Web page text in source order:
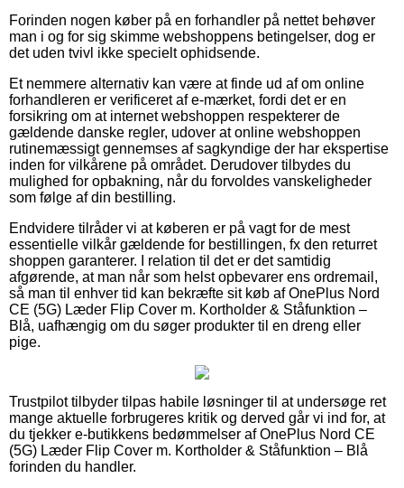
Forinden nogen køber på en forhandler på nettet behøver
man i og for sig skimme webshoppens betingelser, dog er
det uden tvivl ikke specielt ophidsende.
Et nemmere alternativ kan være at finde ud af om online
forhandleren er verificeret af e-mærket, fordi det er en
forsikring om at internet webshoppen respekterer de
gældende danske regler, udover at online webshoppen
rutinemæssigt gennemses af sagkyndige der har ekspertise
inden for vilkårene på området. Derudover tilbydes du
mulighed for opbakning, når du forvoldes vanskeligheder
som følge af din bestilling.
Endvidere tilråder vi at køberen er på vagt for de mest
essentielle vilkår gældende for bestillingen, fx den returret
shoppen garanterer. I relation til det er det samtidig
afgørende, at man når som helst opbevarer ens ordremail,
så man til enhver tid kan bekræfte sit køb af OnePlus Nord
CE (5G) Læder Flip Cover m. Kortholder & Ståfunktion –
Blå, uafhængig om du søger produkter til en dreng eller
pige.
Trustpilot tilbyder tilpas habile løsninger til at undersøge ret
mange aktuelle forbrugeres kritik og derved går vi ind for, at
du tjekker e-butikkens bedømmelser af OnePlus Nord CE
(5G) Læder Flip Cover m. Kortholder & Ståfunktion – Blå
forinden du handler.